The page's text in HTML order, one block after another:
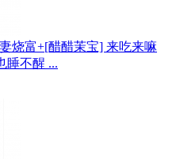
烧富+[醋醋茉宝] 来吃来嘛
睡不醒 ...